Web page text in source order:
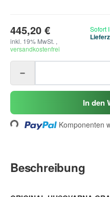
445,20 €
inkl. 19% MwSt. ,
versandkostenfrei
Sofort
In den
Komponenten
Beschreibung